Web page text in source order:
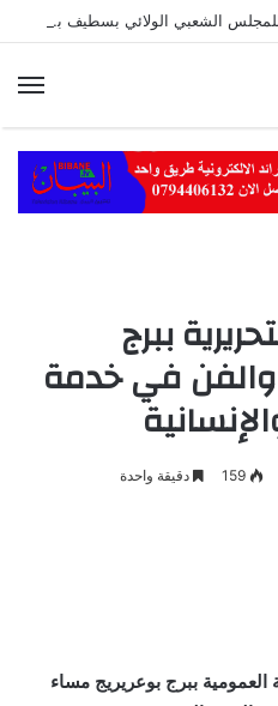
سفيان بوعنداس رئيسًا جديدًا للمجلس الشعبي الولائي بسطيف بالأغلبية
ببرج
والفن في خدمة
159 دقيقة واحدة
ببرج بوعريريج مساء